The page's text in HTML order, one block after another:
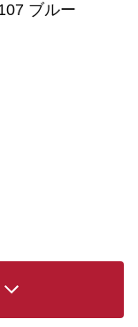
ブルー